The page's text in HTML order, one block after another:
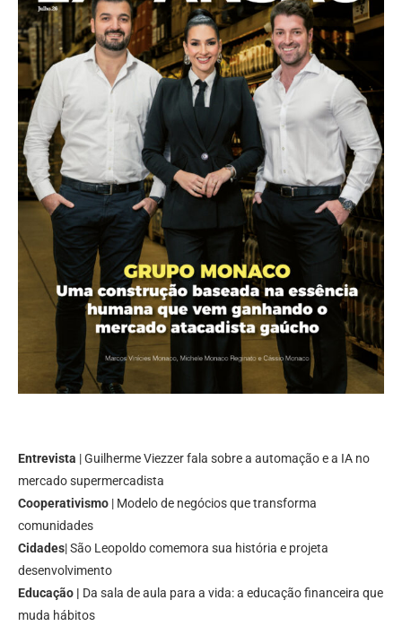
Entrevista | Guilherme Viezzer fala sobre a automação e a IA no
mercado supermercadista
Cooperativismo | Modelo de negócios que transforma
comunidades
Cidades| São Leopoldo comemora sua história e projeta
desenvolvimento
Educação | Da sala de aula para a vida: a educação financeira que
muda hábitos